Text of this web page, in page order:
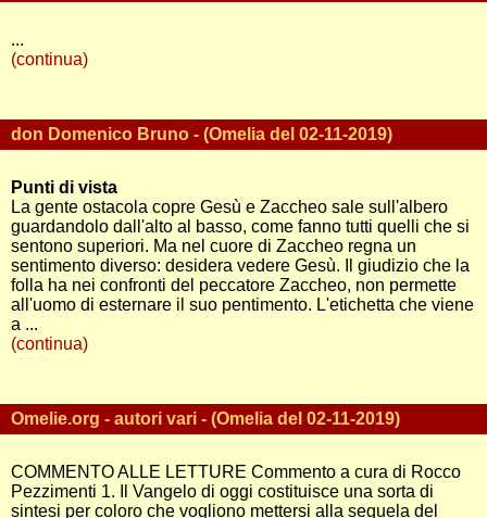
...
(continua)
don Domenico Bruno - (Omelia del 02-11-2019)
Punti di vista
La gente ostacola copre Gesù e Zaccheo sale sull'albero
guardandolo dall'alto al basso, come fanno tutti quelli che si
sentono superiori. Ma nel cuore di Zaccheo regna un
sentimento diverso: desidera vedere Gesù. Il giudizio che la
folla ha nei confronti del peccatore Zaccheo, non permette
all'uomo di esternare il suo pentimento. L'etichetta che viene
a ...
(continua)
Omelie.org - autori vari - (Omelia del 02-11-2019)
COMMENTO ALLE LETTURE Commento a cura di Rocco
Pezzimenti 1. Il Vangelo di oggi costituisce una sorta di
sintesi per coloro che vogliono mettersi alla sequela del